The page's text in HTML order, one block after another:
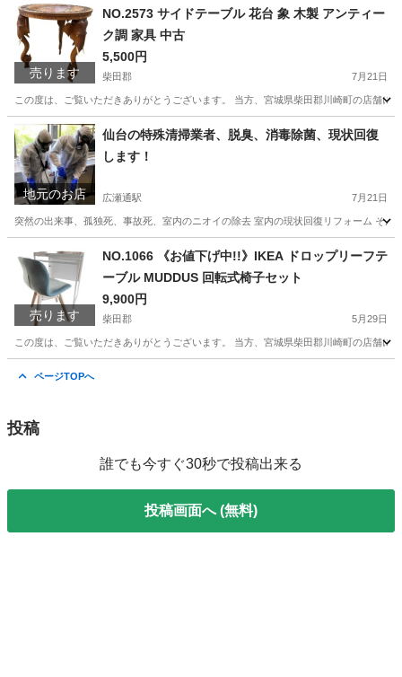
神奈川 横浜市 東戸塚駅 ハウスクリーニング 外壁
売ります
NO.2573 サイドテーブル 花台 象 木製 アンティー
ク調 家具 中古
5,500円
柴田郡 7月21日
この度は、ご覧いただきありがとうございます。 当方、宮城県柴田郡川崎町の店舗
宮城 柴田郡 テーブル サイドテーブル
地元のお店
仙台の特殊清掃業者、脱臭、消毒除菌、現状回復
します！
広瀬通駅 7月21日
突然の出来事、孤独死、事故死、室内のニオイの除去 室内の現状回復リフォーム そ
仙台市 その他 孤独死
売ります
NO.1066 《お値下げ中!!》IKEA ドロップリーフテ
ーブル MUDDUS 回転式椅子セット
9,900円
柴田郡 5月29日
この度は、ご覧いただきありがとうございます。 当方、宮城県柴田郡川崎町の店舗
ページTOPへ
投稿
誰でも今すぐ30秒で投稿出来る
投稿画面へ (無料)